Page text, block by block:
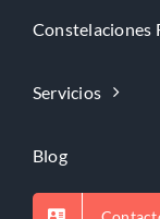
Constelaciones
Servicios
Blog